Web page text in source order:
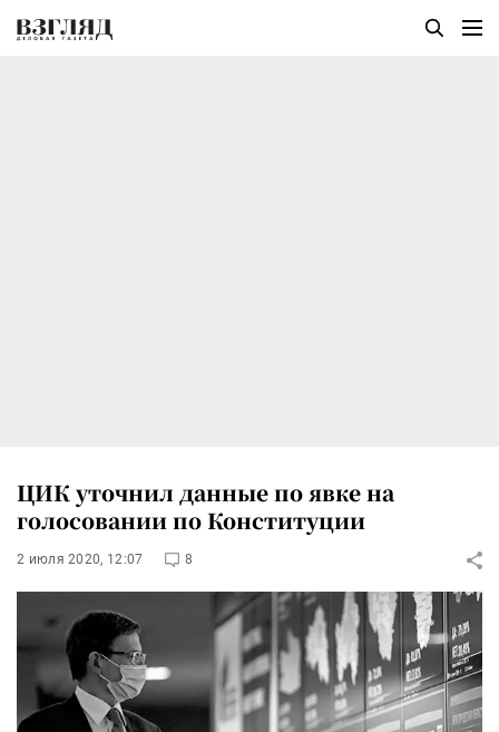
ЦИК уточнил данные по явке на
голосовании по Конституции
2 июля 2020, 12:07 8